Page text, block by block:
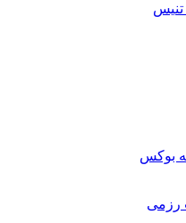
بوکس
رزمی